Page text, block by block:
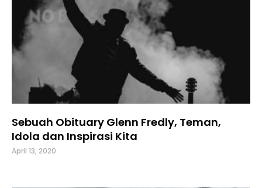
Sebuah Obituary Glenn Fredly, Teman,
Idola dan Inspirasi Kita
April 13, 2020